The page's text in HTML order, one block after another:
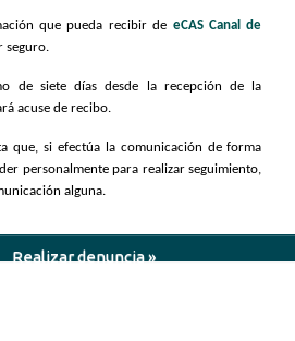
que pueda recibir de eCAS Canal de
seguro.
de siete días desde la recepción de la
acuse de recibo.
que, si efectúa la comunicación de forma
personalmente para realizar seguimiento,
alguna.
Realizar denuncia »